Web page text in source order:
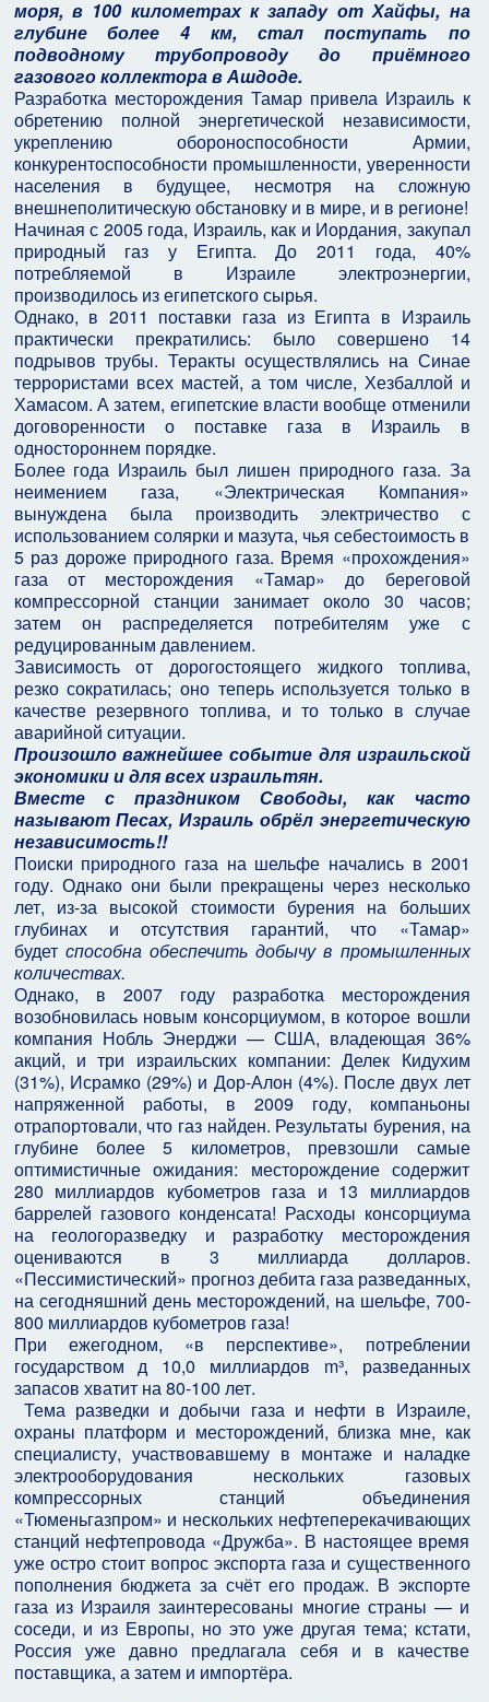
моря, в 100 километрах к западу от Хайфы, на
глубине более 4 км, стал поступать по
подводному трубопроводу до приёмного
газового коллектора в Ашдоде.
Разработка месторождения Тамар привела Израиль к
обретению полной энергетической независимости,
укреплению обороноспособности Армии,
конкурентоспособности промышленности, уверенности
населения в будущее, несмотря на сложную
внешнеполитическую обстановку и в мире, и в регионе!
Начиная с 2005 года, Израиль, как и Иордания, закупал
природный газ у Египта. До 2011 года, 40%
потребляемой в Израиле электроэнергии,
производилось из египетского сырья.
Однако, в 2011 поставки газа из Египта в Израиль
практически прекратились: было совершено 14
подрывов трубы. Теракты осуществлялись на Синае
террористами всех мастей, а том числе, Хезбаллой и
Хамасом. А затем, египетские власти вообще отменили
договоренности о поставке газа в Израиль в
одностороннем порядке.
Более года Израиль был лишен природного газа. За
неимением газа, «Электрическая Компания»
вынуждена была производить электричество с
использованием солярки и мазута, чья себестоимость в
5 раз дороже природного газа. Время «прохождения»
газа от месторождения «Тамар» до береговой
компрессорной станции занимает около 30 часов;
затем он распределяется потребителям уже с
редуцированным давлением.
Зависимость от дорогостоящего жидкого топлива,
резко сократилась; оно теперь используется только в
качестве резервного топлива, и то только в случае
аварийной ситуации.
Произошло важнейшее событие для израильской
экономики и для всех израильтян.
Вместе с праздником Свободы, как часто
называют Песах, Израиль обрёл энергетическую
независимость!!
Поиски природного газа на шельфе начались в 2001
году. Однако они были прекращены через несколько
лет, из-за высокой стоимости бурения на больших
глубинах и отсутствия гарантий, что «Тамар»
будет способна обеспечить добычу в промышленных
количествах.
Однако, в 2007 году разработка месторождения
возобновилась новым консорциумом, в которое вошли
компания Нобль Энерджи — США, владеющая 36%
акций, и три израильских компании: Делек Кидухим
(31%), Исрамко (29%) и Дор-Алон (4%). После двух лет
напряженной работы, в 2009 году, компаньоны
отрапортовали, что газ найден. Результаты бурения, на
глубине более 5 километров, превзошли самые
оптимистичные ожидания: месторождение содержит
280 миллиардов кубометров газа и 13 миллиардов
баррелей газового конденсата! Расходы консорциума
на геологоразведку и разработку месторождения
оцениваются в 3 миллиарда долларов.
«Пессимистический» прогноз дебита газа разведанных,
на сегодняшний день месторождений, на шельфе, 700-
800 миллиардов кубометров газа!
При ежегодном, «в перспективе», потреблении
государством д 10,0 миллиардов m³, разведанных
запасов хватит на 80-100 лет.
Тема разведки и добычи газа и нефти в Израиле,
охраны платформ и месторождений, близка мне, как
специалисту, участвовавшему в монтаже и наладке
электрооборудования нескольких газовых
компрессорных станций объединения
«Тюменьгазпром» и нескольких нефтеперекачивающих
станций нефтепровода «Дружба». В настоящее время
уже остро стоит вопрос экспорта газа и существенного
пополнения бюджета за счёт его продаж. В экспорте
газа из Израиля заинтересованы многие страны — и
соседи, и из Европы, но это уже другая тема; кстати,
Россия уже давно предлагала себя и в качестве
поставщика, а затем и импортёра.